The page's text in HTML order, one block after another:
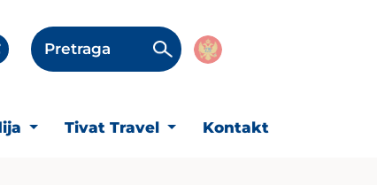
Pretraga
Tivat Travel Kontakt